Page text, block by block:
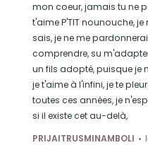
mon coeur, jamais tu ne
t'aime P'TIT nounouche,
sais, je ne me
comprendre, su
un fils adopté, puisque je
je t'aime à l'infini, je te
toutes ces années, je
si il existe cet au-delà,
PRIJAITRUSMINAMBOLI